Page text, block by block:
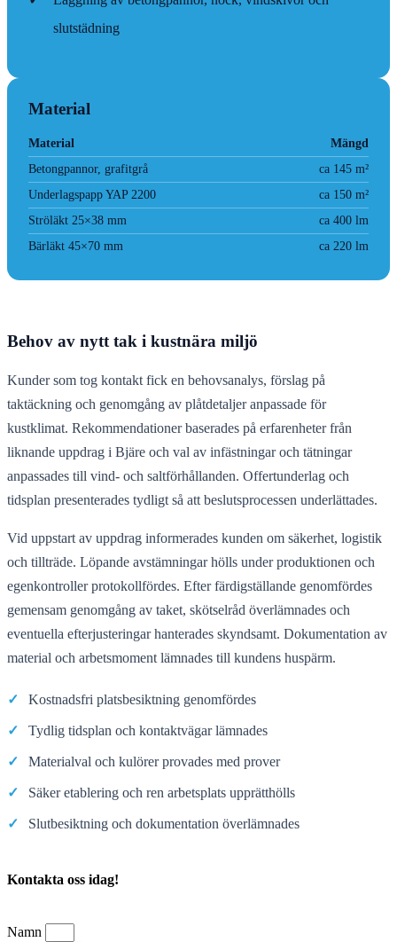
slutstädning
Material
Material
Mängd
Betongpannor, grafitgrå
ca 145 m²
Underlagspapp YAP 2200
ca 150 m²
Ströläkt 25×38 mm
ca 400 lm
Bärläkt 45×70 mm
ca 220 lm
Behov av nytt tak i kustnära miljö
Kunder som tog kontakt fick en behovsanalys, förslag på
taktäckning och genomgång av plåtdetaljer anpassade för
kustklimat. Rekommendationer baserades på erfarenheter från
liknande uppdrag i Bjäre och val av infästningar och tätningar
anpassades till vind- och saltförhållanden. Offertunderlag och
tidsplan presenterades tydligt så att beslutsprocessen underlättades.
Vid uppstart av uppdrag informerades kunden om säkerhet, logistik
och tillträde. Löpande avstämningar hölls under produktionen och
egenkontroller protokollfördes. Efter färdigställande genomfördes
gemensam genomgång av taket, skötselråd överlämnades och
eventuella efterjusteringar hanterades skyndsamt. Dokumentation av
material och arbetsmoment lämnades till kundens huspärm.
✓ Kostnadsfri platsbesiktning genomfördes
✓ Tydlig tidsplan och kontaktvägar lämnades
✓ Materialval och kulörer provades med prover
✓ Säker etablering och ren arbetsplats upprätthölls
✓ Slutbesiktning och dokumentation överlämnades
Kontakta oss idag!
Namn